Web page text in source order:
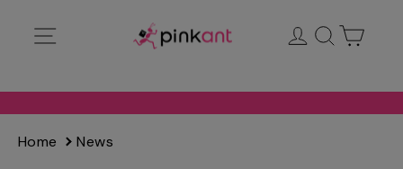
directamente
Ingresar
Buscar
Home News